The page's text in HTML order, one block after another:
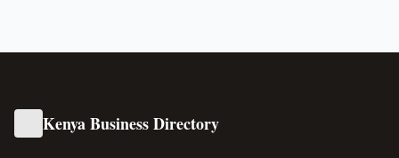
Kenya Business Directory